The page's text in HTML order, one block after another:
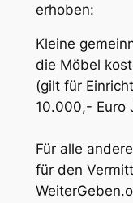
erhoben:
Kleine
die Möbel
(gilt für
10.000,- Euro
Für alle
für den